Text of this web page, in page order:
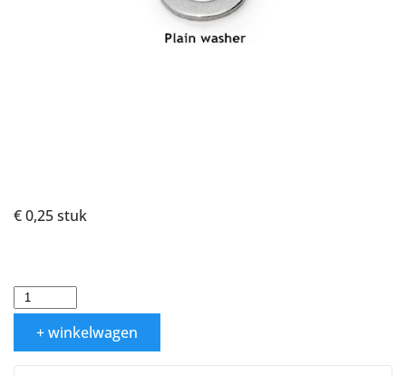
€ 0,25stuk
+ winkelwagen